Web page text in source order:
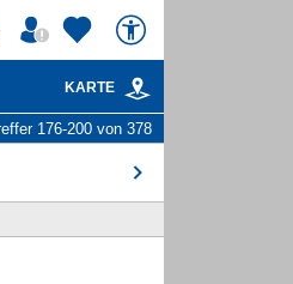
KARTE
176-200 von 378